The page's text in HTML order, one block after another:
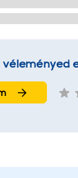
véleményed